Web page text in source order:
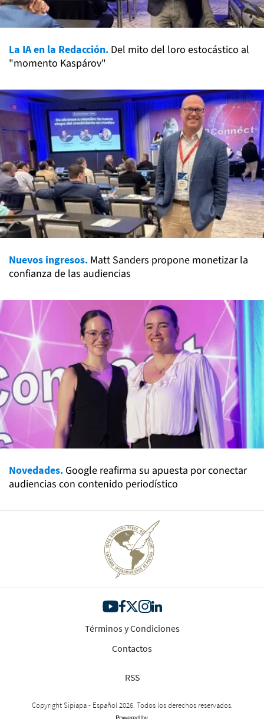
La IA en la Redacción. Del mito del loro estocástico al
"momento Kaspárov"
Nuevos ingresos. Matt Sanders propone monetizar la
confianza de las audiencias
Novedades. Google reafirma su apuesta por conectar
audiencias con contenido periodístico
Términos y Condiciones
Contactos
RSS
Copyright Sipiapa - Español 2026. Todos los derechos reservados.